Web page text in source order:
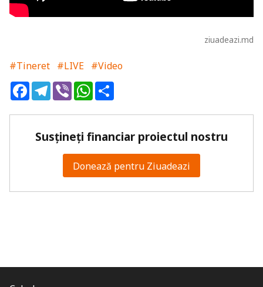
ziuadeazi.md
#Tineret #LIVE #Video
FacebookTelegram
ViberWhatsApp
Susțineți financiar proiectul nostru
Donează pentru Ziuadeazi